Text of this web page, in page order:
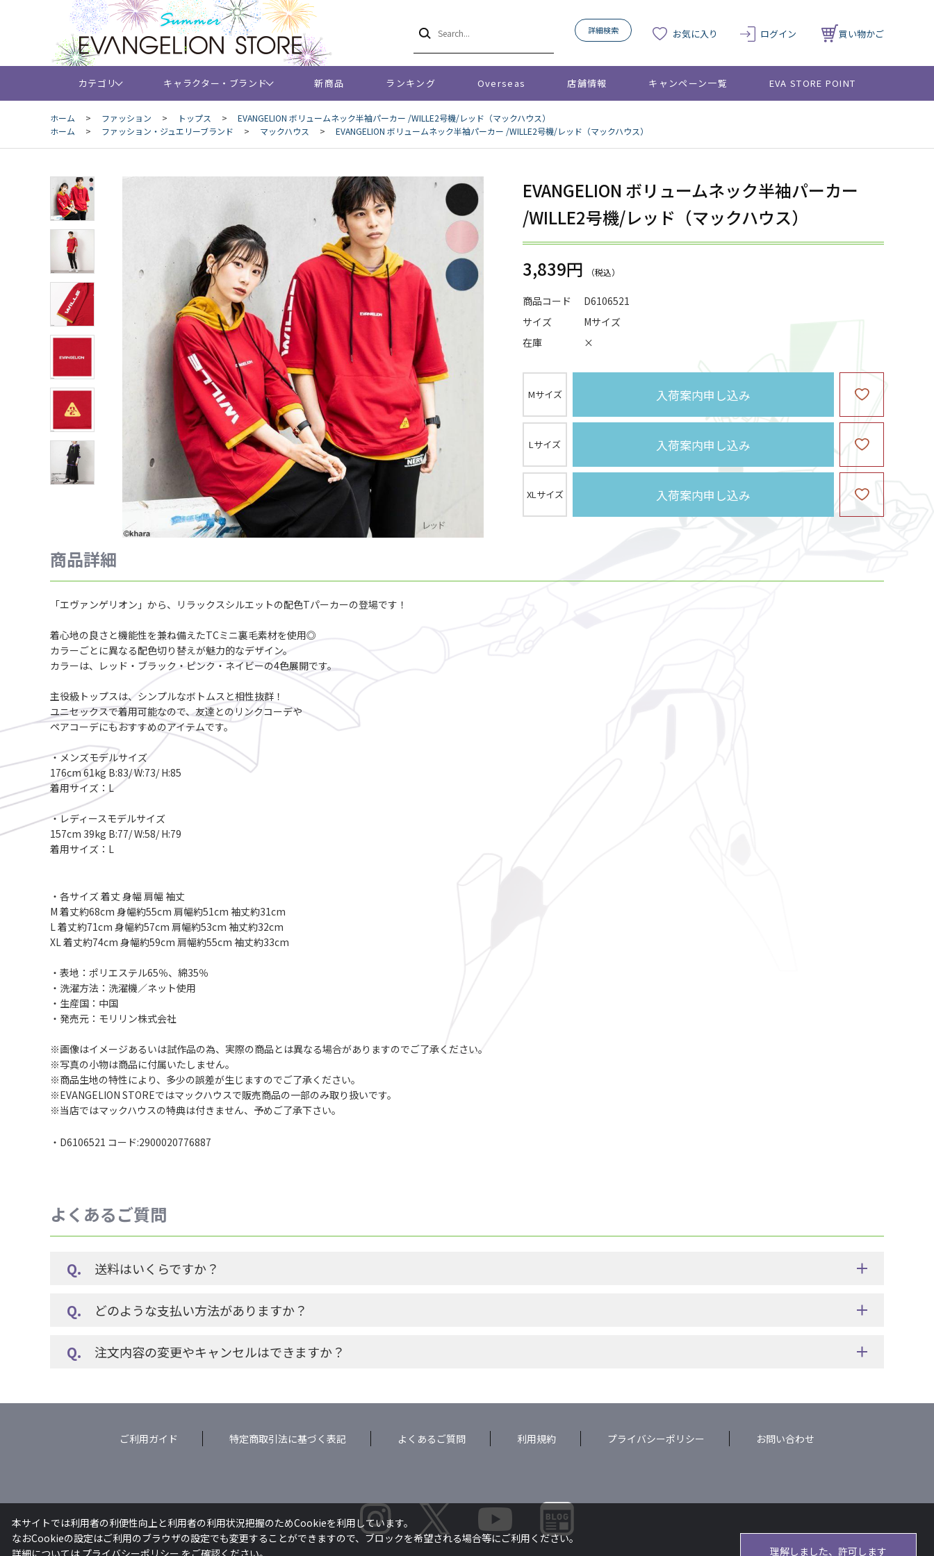
詳細検索 お気に入り ログイン 買い物かご
カテゴリ キャラクター・ブランド 新商品 ランキング Overseas 店舗情報 キャンペーン一覧 EVA STORE POINT
ホーム > ファッション > トップス >
EVANGELION ボリュームネック半袖パーカー /WILLE2号機/レッド（マックハウス）
ホーム
> ファッション・ジュエリーブランド > マックハウス > EVANGELION ボリュームネック半袖パーカー /WILLE2号機/レッド（マックハウス）
EVANGELION ボリュームネック半袖パーカー
/WILLE2号機/レッド（マックハウス）
3,839円
商品コード
D6106521
サイズ
Mサイズ
在庫
×
Mサイズ 入荷案内申し込み
Lサイズ 入荷案内申し込み
XLサイズ 入荷案内申し込み
商品詳細
「エヴァンゲリオン」から、リラックスシルエットの配色Tパーカーの登場です！
着心地の良さと機能性を兼ね備えたTCミニ裏毛素材を使用◎
カラーごとに異なる配色切り替えが魅力的なデザイン。
カラーは、レッド・ブラック・ピンク・ネイビーの4色展開です。
主役級トップスは、シンプルなボトムスと相性抜群！
ユニセックスで着用可能なので、友達とのリンクコーデや
ペアコーデにもおすすめのアイテムです。
・メンズモデルサイズ
176cm 61kg B:83/ W:73/ H:85
着用サイズ：L
・レディースモデルサイズ
157cm 39kg B:77/ W:58/ H:79
着用サイズ：L
・各サイズ 着丈 身幅 肩幅 袖丈
M 着丈約68cm 身幅約55cm 肩幅約51cm 袖丈約31cm
L 着丈約71cm 身幅約57cm 肩幅約53cm 袖丈約32cm
XL 着丈約74cm 身幅約59cm 肩幅約55cm 袖丈約33cm
・表地：ポリエステル65％、綿35％
・洗濯方法：洗濯機／ネット使用
・生産国：中国
・発売元：モリリン株式会社
※画像はイメージあるいは試作品の為、実際の商品とは異なる場合がありますのでご了承ください。
※写真の小物は商品に付属いたしません。
※商品生地の特性により、多少の誤差が生じますのでご了承ください。
※EVANGELION STOREではマックハウスで販売商品の一部のみ取り扱いです。
※当店ではマックハウスの特典は付きません、予めご了承下さい。
・D6106521 コード:2900020776887
よくあるご質問
送料はいくらですか？
どのような支払い方法がありますか？
注文内容の変更やキャンセルはできますか？
ご利用ガイド 特定商取引法に基づく表記 よくあるご質問 利用規約 プライバシーポリシー お問い合わせ
本サイトでは利用者の利便性向上と利用者の利用状況把握のためCookieを利用しています。
なおCookieの設定はご利用のブラウザの設定でも変更することができますので、ブロックを希望される場合等にご利用ください。
理解しました、許可します